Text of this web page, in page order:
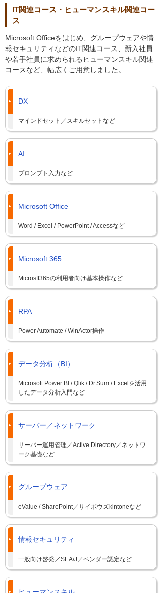
IT関連コース・ヒューマンスキル関連コー
ス
Microsoft Officeをはじめ、グループウェアや情
報セキュリティなどのIT関連コース、新入社員
や若手社員に求められるヒューマンスキル関連
コースなど、幅広くご用意しました。
DX
マインドセット／スキルセットなど
AI
プロンプト入力など
Microsoft Office
Word / Excel / PowerPoint / Accessなど
Microsoft 365
Microsft365の利用者向け基本操作など
RPA
Power Automate / WinActor操作
データ分析（BI）
Microsoft Power BI / Qlik / Dr.Sum / Excelを活用
したデータ分析入門など
サーバー／ネットワーク
サーバー運用管理／Active Directory／ネットワ
ーク基礎など
グループウェア
eValue / SharePoint／サイボウズkintoneなど
情報セキュリティ
一般向け啓発／SEA/J／ベンダー認定など